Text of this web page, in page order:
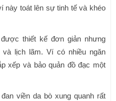
này toát lên sự tinh tế và khéo
thiết kế đơn giản nhưng
và lịch lãm. Ví có nhiều ngăn
xếp và bảo quản đồ đạc một
đan viền da bò xung quanh rất